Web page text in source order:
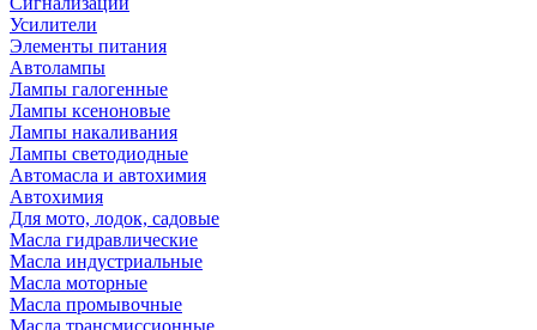
Усилители
Элементы питания
Автолампы
Лампы галогенные
Лампы ксеноновые
Лампы накаливания
Лампы светодиодные
Автомасла и автохимия
Автохимия
Для мото, лодок, садовые
Масла гидравлические
Масла индустриальные
Масла моторные
Масла промывочные
Масла трансмиссионные